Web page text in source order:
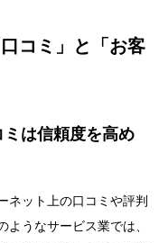
コミ」と「お客
は信頼度を高め
ネット上の口コミや評判
うなサービス業では、